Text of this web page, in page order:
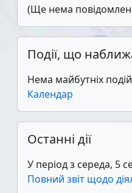
(Ще нема
Пропустити Події, що
Події, що
Нема майбутніх подій
Календар
Пропустити Останні дії
Останні дії
У період з середа, 5
Повний звіт щодо